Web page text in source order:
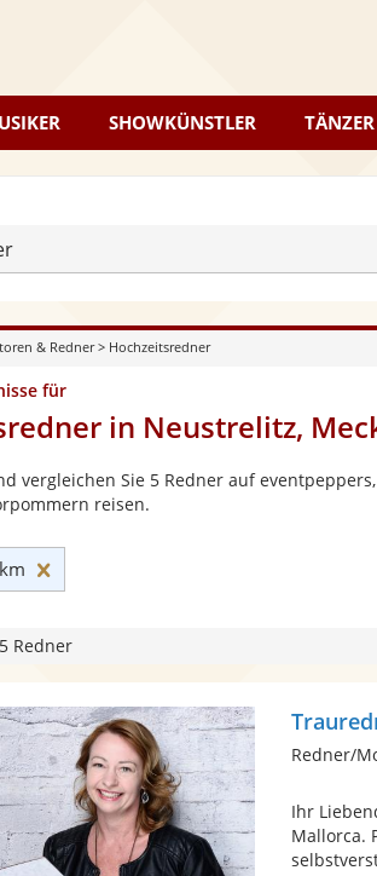
SHOWKÜNSTLER TÄNZER
& Redner> Hochzeitsredner
für
in Neustrelitz,
vergleichen Sie 5 Redner auf
reisen.
5 Redner
Redner/
Ihr
Mallorca.